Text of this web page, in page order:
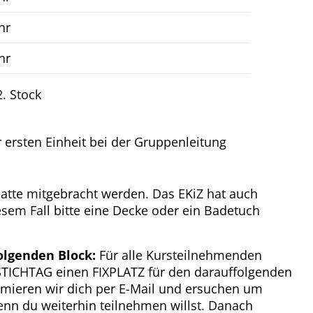
Stock
Einheit bei der Gruppenleitung
mitgebracht werden. Das EKiZ hat auch
Fall bitte eine Decke oder ein Badetuch
Block: Für alle Kursteilnehmenden
einen FIXPLATZ für den darauffolgenden
wir dich per E-Mail und ersuchen um
du weiterhin teilnehmen willst. Danach